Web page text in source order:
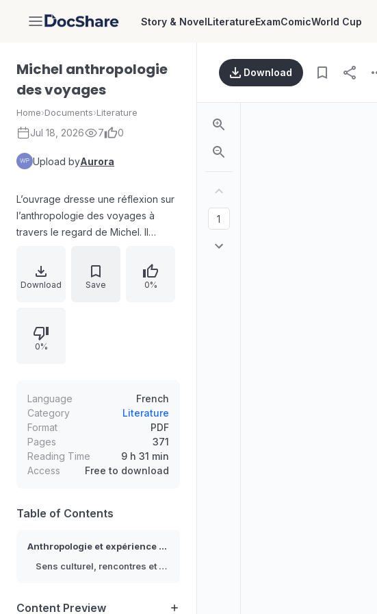
DocShare Story & NovelLiteratureExamComicWorld Cup
Michel anthropologie
des voyages
Home›Documents›Literature
Jul 18, 2026 7 0
Upload byAurora
L’ouvrage dresse une réflexion sur
l’anthropologie des voyages à
travers le regard de Michel. Il
déplacements transforment les
relations sociales, les pratiques
les expériences vécues en
mobilité, ainsi que les significations
cadres de voyage. L’ensemble vise
à comprendre le voyage comme
fait humain et culturel plutôt que
comme simple déplacement.
Download Save 0%
0%
Language
French
Category
Literature
Format
PDF
Pages
371
Reading Time
9 h 31 min
Access
Free to download
Table of Contents
Anthropologie et expérience du voyage
Sens culturel, rencontres et pratiques
Content Preview
Download